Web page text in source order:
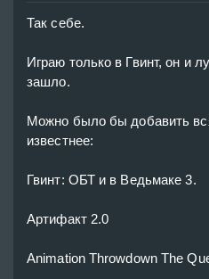
Так себе.
Играю только в Гвинт, он и
зашло.
Можно было бы добавить
известнее:
Гвинт: ОБТ и в Ведьмаке 3.
Артифакт 2.0
Animation Throwdown The